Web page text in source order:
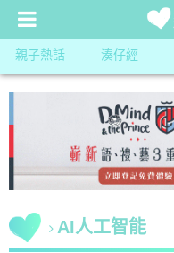
親子熱話 湊仔經
AI人工智能